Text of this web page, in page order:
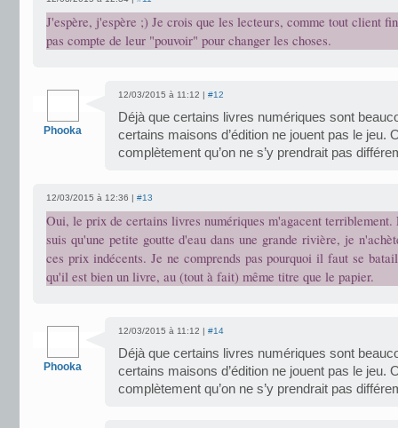
J'espère, j'espère ;) Je crois que les lecteurs, comme tout client
pas compte de leur "pouvoir" pour changer les choses.
Phooka
12/03/2015 à 11:12 | #12
Déjà que certains livres numériques sont
certains maisons d’édition ne jouent pas le jeu.
complètement qu’on ne s’y prendrait pas
12/03/2015 à 12:36 | #13
Oui, le prix de certains livres numériques m'agacent terriblement.
suis qu'une petite goutte d'eau dans une grande rivière, je
ces prix indécents. Je ne comprends pas pourquoi il faut se
qu'il est bien un livre, au (tout à fait) même titre que le papier.
Phooka
12/03/2015 à 11:12 | #14
Déjà que certains livres numériques sont
certains maisons d’édition ne jouent pas le jeu.
complètement qu’on ne s’y prendrait pas